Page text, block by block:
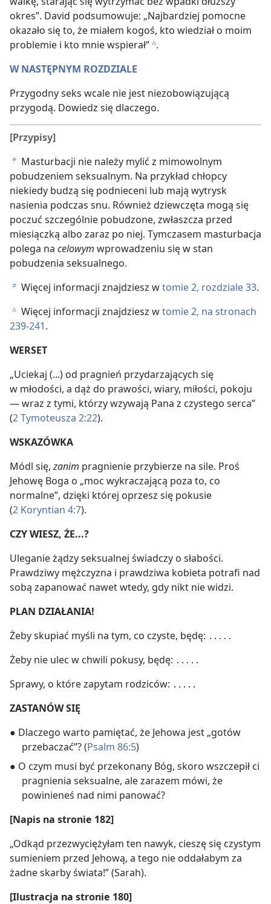
okres”. David podsumowuje: „Najbardziej pomocne
okazało się to, że miałem kogoś, kto wiedział o moim
problemie i kto mnie wspierał”c.
W NASTĘPNYM ROZDZIALE
Przygodny seks wcale nie jest niezobowiązującą
przygodą. Dowiedz się dlaczego.
[Przypisy]
a Masturbacji nie należy mylić z mimowolnym
pobudzeniem seksualnym. Na przykład chłopcy
niekiedy budzą się podnieceni lub mają wytrysk
nasienia podczas snu. Również dziewczęta mogą się
poczuć szczególnie pobudzone, zwłaszcza przed
miesiączką albo zaraz po niej. Tymczasem masturbacja
polega na celowym wprowadzeniu się w stan
pobudzenia seksualnego.
b Więcej informacji znajdziesz wtomie 2, rozdziale 33.
c Więcej informacji znajdziesz wtomie 2, na stronach
239-241.
WERSET
„Uciekaj (...) od pragnień przydarzających się
w młodości, a dąż do prawości, wiary, miłości, pokoju
— wraz z tymi, którzy wzywają Pana z czystego serca”
(2 Tymoteusza 2:22).
WSKAZÓWKA
Módl się,zanim pragnienie przybierze na sile. Proś
Jehowę Boga o „moc wykraczającą poza to, co
normalne”, dzięki której oprzesz się pokusie
(2 Koryntian 4:7).
CZY WIESZ, ŻE...?
Uleganie żądzy seksualnej świadczy o słabości.
Prawdziwy mężczyzna i prawdziwa kobieta potrafi nad
sobą zapanować nawet wtedy, gdy nikt nie widzi.
PLAN DZIAŁANIA!
Żeby skupiać myśli na tym, co czyste, będę: ․․․․․
Żeby nie ulec w chwili pokusy, będę: ․․․․․
Sprawy, o które zapytam rodziców: ․․․․․
ZASTANÓW SIĘ
● Dlaczego warto pamiętać, że Jehowa jest „gotów
przebaczać”? (Psalm 86:5)
● O czym musi być przekonany Bóg, skoro wszczepił ci
pragnienia seksualne, ale zarazem mówi, że
powinieneś nad nimi panować?
[Napis na stronie 182]
„Odkąd przezwyciężyłam ten nawyk, cieszę się czystym
sumieniem przed Jehową, a tego nie oddałabym za
żadne skarby świata!” (Sarah).
[Ilustracja na stronie 180]